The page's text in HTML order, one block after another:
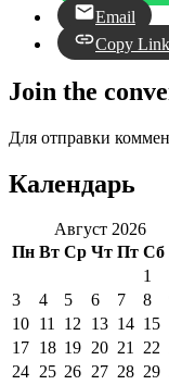
Email
Copy Link
Join the
Для отправки
Календарь
Август 2026
Пн Вт Ср Чт Пт Сб
1
3
4 5 6 7 8
10 11 12 13 14 15
17 18 19 20 21 22
24 25 26 27 28 29